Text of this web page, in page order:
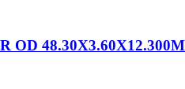
OD